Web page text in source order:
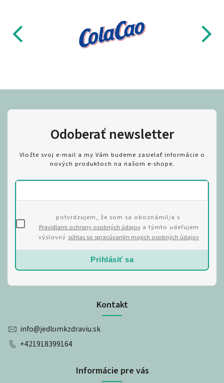
Kontakt
info@jedlomkzdraviu.sk
+421918399164
Informácie pre vás
Odoberať newsletter
Vložte svoj e-mail a my Vám budeme zasielať informácie o
nových produktoch na našom e-shope.
potvrdzujem, že som sa oboznámil/a s
Pravidlami ochrany osobných údajova týmto udeľujem
výslovný súhlas so spracúvaním mojich osobných údajov
Prihlásiť sa